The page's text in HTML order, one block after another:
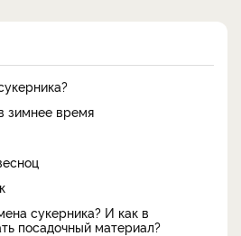
зимнее время
сукерника? И как в
посадочный материал?